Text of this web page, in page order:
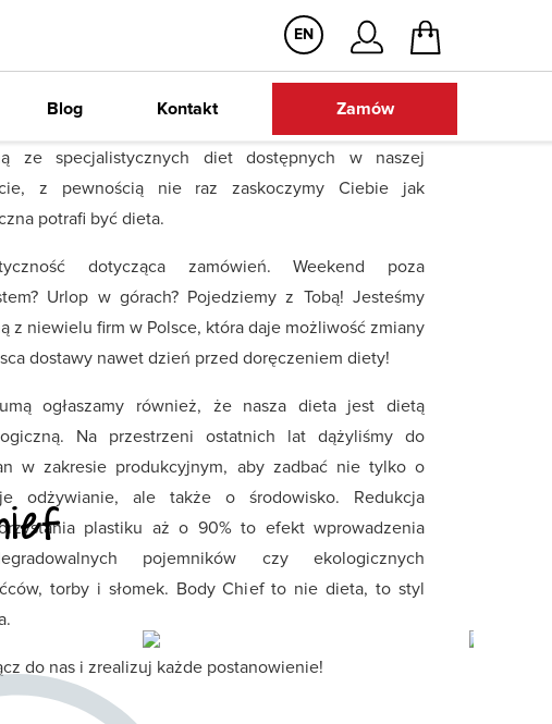
Dowóz
EN
Blog Kontakt Zamów
bardzo kochamy pomorze, że nieustannie powiększamy
i pełnowartościowych dań na cały dzień i
się zdrowiem, smakiem i wygodą. Zamów dietę
i sprawdź jak to działa.
dietetyczny w Rumi
to działa
dostawa zestawu dietetycznego wprost pod
lider rynku i firma z doświadczeniem oferuje aż 19
diet pudełkowych oraz 2 linie detoksu sokowego.
ze specjalistycznych diet dostępnych w naszej
z pewnością nie raz zaskoczymy Ciebie jak
potrafi być dieta.
dotycząca zamówień. Weekend poza
Urlop w górach? Pojedziemy z Tobą! Jesteśmy
z niewielu firm w Polsce, która daje możliwość zmiany
dostawy nawet dzień przed doręczeniem diety!
ogłaszamy również, że nasza dieta jest dietą
Na przestrzeni ostatnich lat dążyliśmy do
w zakresie produkcyjnym, aby zadbać nie tylko o
odżywianie, ale także o środowisko. Redukcja
plastiku aż o 90% to efekt wprowadzenia
pojemników czy ekologicznych
torby i słomek. Body Chief to nie dieta, to styl
do nas i zrealizuj każde postanowienie!